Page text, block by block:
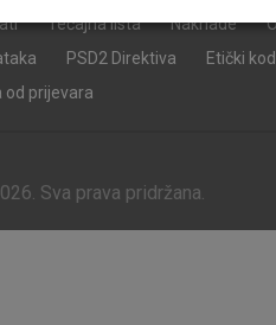
Tečajna lista Naknade
PSD2 Direktiva Etički
od prijevara
Sva prava pridržana.